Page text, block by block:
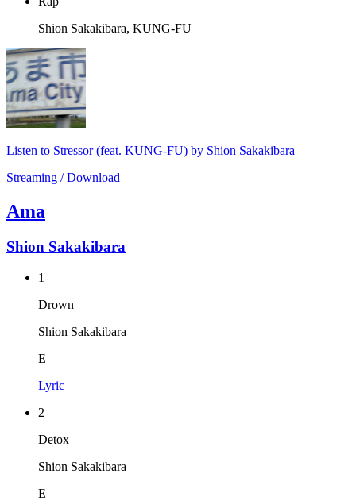
Shion Sakakibara, KUNG-FU
Listen to Stressor (feat. KUNG-FU) by Shion Sakakibara
Streaming / Download
Ama
Shion Sakakibara
1
Drown
Shion Sakakibara
E
Lyric
2
Detox
Shion Sakakibara
E